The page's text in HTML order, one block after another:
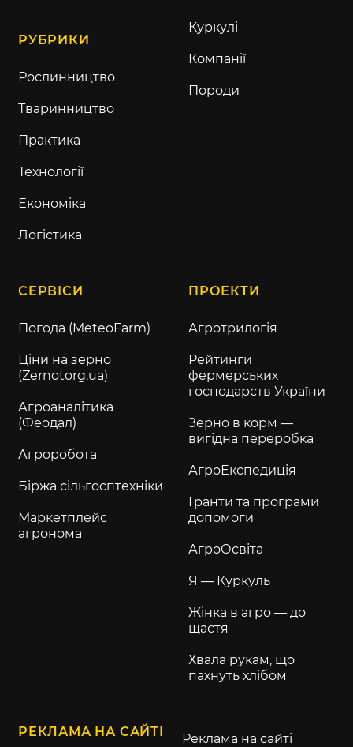
РУБРИКИ
Рослинництво
Тваринництво
Практика
Технології
Економіка
Логістика
Куркулі
Компанії
Породи
СЕРВІСИ
Погода (MeteoFarm)
Ціни на зерно
(Zernotorg.ua)
Агроаналітика
(Феодал)
Агроробота
Біржа сільгосптехніки
Маркетплейс
агронома
ПРОЕКТИ
Агротрилогія
Рейтинги
фермерських
господарств України
Зерно в корм —
вигідна переробка
АгроЕкспедиція
Гранти та програми
допомоги
АгроОсвіта
Я — Куркуль
Жінка в агро — до
щастя
Хвала рукам, що
пахнуть хлібом
РЕКЛАМА НА САЙТІ Реклама на сайті